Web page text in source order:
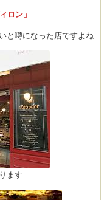
ロン」
と噂になった店ですよね
ます